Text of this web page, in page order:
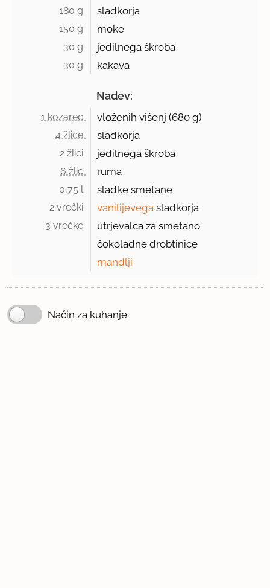
180 g sladkorja
150 g moke
30 g jedilnega škroba
30 g kakava
Nadev:
1 kozarec vloženih višenj (680 g)
4 žlice sladkorja
2 žlici jedilnega škroba
6 žlic ruma
0,75 l sladke smetane
2 vrečki vanilijevega sladkorja
3 vrečke
utrjevalca za smetano
čokoladne drobtinice
mandlji
Način za kuhanje